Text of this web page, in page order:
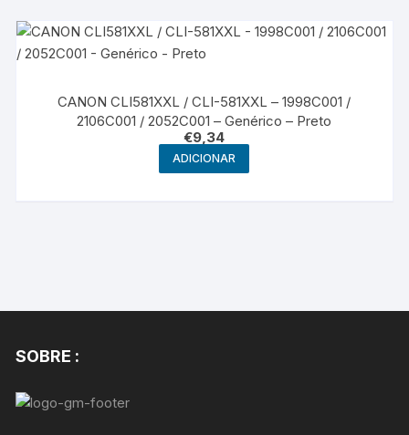
CANON CLI581XXL / CLI-581XXL – 1998C001 /
2106C001 / 2052C001 – Genérico – Preto
€9,34
ADICIONAR
SOBRE :